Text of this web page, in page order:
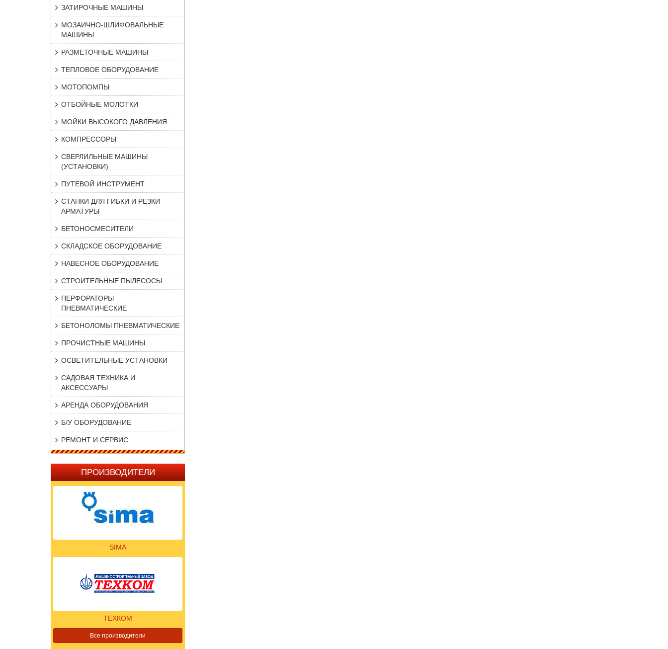
ЗАТИРОЧНЫЕ МАШИНЫ
МОЗАИЧНО-ШЛИФОВАЛЬНЫЕ
МАШИНЫ
РАЗМЕТОЧНЫЕ МАШИНЫ
ТЕПЛОВОЕ ОБОРУДОВАНИЕ
МОТОПОМПЫ
ОТБОЙНЫЕ МОЛОТКИ
МОЙКИ ВЫСОКОГО ДАВЛЕНИЯ
КОМПРЕССОРЫ
СВЕРЛИЛЬНЫЕ МАШИНЫ
(УСТАНОВКИ)
ПУТЕВОЙ ИНСТРУМЕНТ
СТАНКИ ДЛЯ ГИБКИ И РЕЗКИ
АРМАТУРЫ
БЕТОНОСМЕСИТЕЛИ
СКЛАДСКОЕ ОБОРУДОВАНИЕ
НАВЕСНОЕ ОБОРУДОВАНИЕ
СТРОИТЕЛЬНЫЕ ПЫЛЕСОСЫ
ПЕРФОРАТОРЫ
ПНЕВМАТИЧЕСКИЕ
БЕТОНОЛОМЫ ПНЕВМАТИЧЕСКИЕ
ПРОЧИСТНЫЕ МАШИНЫ
ОСВЕТИТЕЛЬНЫЕ УСТАНОВКИ
САДОВАЯ ТЕХНИКА И
АКСЕССУАРЫ
АРЕНДА ОБОРУДОВАНИЯ
Б/У ОБОРУДОВАНИЕ
РЕМОНТ И СЕРВИС
ПРОИЗВОДИТЕЛИ
SIMA
ТЕХКОМ
Все производители